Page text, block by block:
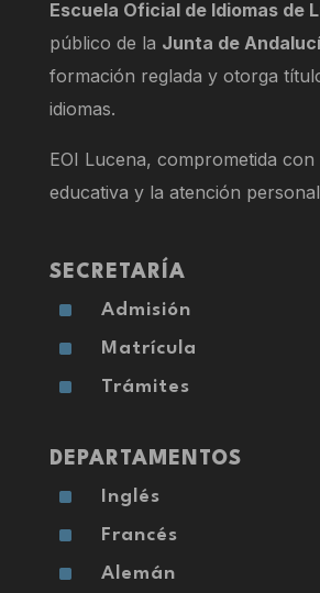
Escuela Oficial de Idiomas de
público de la Junta de
formación reglada y otorga
idiomas.
EOI Lucena, comprometida con
educativa y la atención
SECRETARÍA
^ Admisión
^ Matrícula
^ Trámites
DEPARTAMENTOS
^ Inglés
^ Francés
^ Alemán